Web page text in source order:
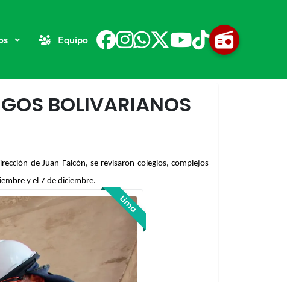
Equipo
BOLIVARIANOS
de Juan Falcón, se revisaron colegios, complejos
y el 7 de diciembre.
Lima